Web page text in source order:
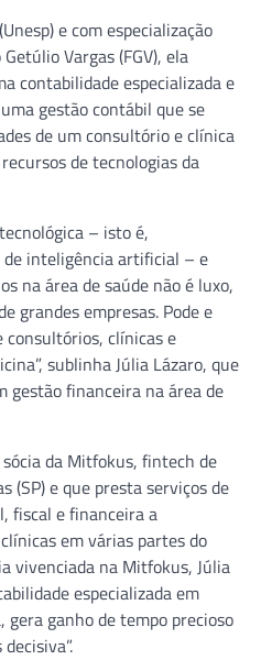
e com especialização
Vargas (FGV), ela
contabilidade especializada e
gestão contábil que se
de um consultório e clínica
de tecnologias da
– isto é,
inteligência artificial – e
na área de saúde não é luxo,
grandes empresas. Pode e
consultórios, clínicas e
sublinha Júlia Lázaro, que
financeira na área de
da Mitfokus, fintech de
(SP) e que presta serviços de
fiscal e financeira a
em várias partes do
vivenciada na Mitfokus, Júlia
especializada em
gera ganho de tempo precioso